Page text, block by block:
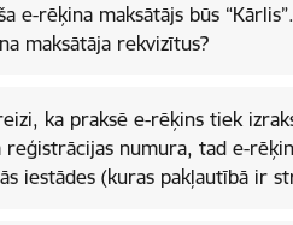
e-rēķina maksātājs būs
maksātāja rekvizītus?
ka praksē e-rēķins tiek
reģistrācijas numura, tad e-
iestādes (kuras pakļautībā ir